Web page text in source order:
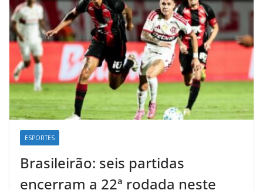
ESPORTES
Brasileirão: seis partidas
encerram a 22ª rodada neste